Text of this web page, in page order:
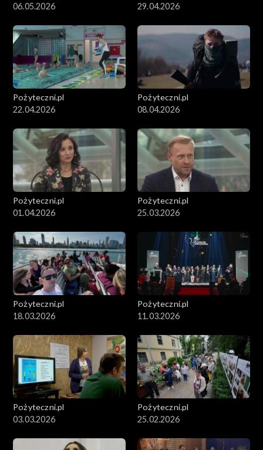
06.05.2026
29.04.2026
Pożyteczni.pl
22.04.2026
Pożyteczni.pl
08.04.2026
Pożyteczni.pl
01.04.2026
Pożyteczni.pl
25.03.2026
Pożyteczni.pl
18.03.2026
Pożyteczni.pl
11.03.2026
Pożyteczni.pl
03.03.2026
Pożyteczni.pl
25.02.2026